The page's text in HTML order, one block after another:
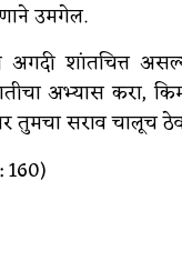
उमगेल.
अगदी शांतचित्त
अभ्यास करा,
तुमचा सराव चालूच
160)